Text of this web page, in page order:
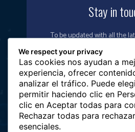
Stay in
To be updated with all the
and special
SIGN UP
We respect your privacy
Las cookies nos ayudan a
experiencia, ofrecer
analizar el tráfico. Puede
permitir haciendo clic en
clic en Aceptar todas para
Rechazar todas para
esenciales.